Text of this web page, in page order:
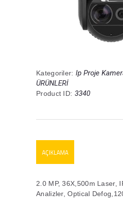
Kategoriler: Ip Proje
ÜRÜNLERİ
Product ID: 3340
AÇIKLAMA
2.0 MP, 36X,500m Laser,
Analizler, Optical